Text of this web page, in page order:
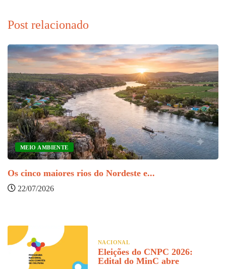
Post relacionado
MEIO AMBIENTE
Os cinco maiores rios do Nordeste e...
22/07/2026
NACIONAL
Eleições do CNPC 2026:
Edital do MinC abre